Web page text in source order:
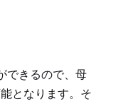
できるので、母
となります。そ